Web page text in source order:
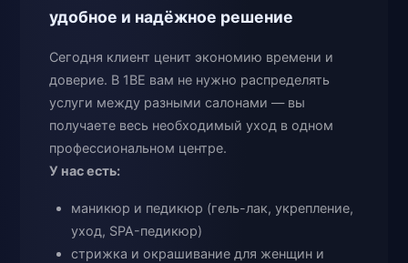
удобное и надёжное решение
Сегодня клиент ценит экономию времени и
доверие. В 1BE вам не нужно распределять
услуги между разными салонами — вы
получаете весь необходимый уход в одном
профессиональном центре.
У нас есть:
маникюр и педикюр (гель-лак, укрепление,
уход, SPA-педикюр)
стрижка и окрашивание для женщин и